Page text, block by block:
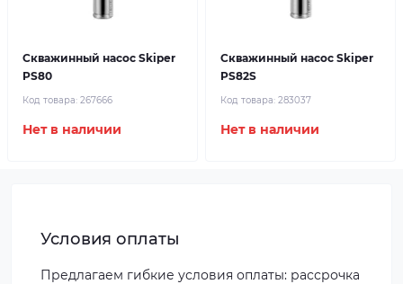
Скважинный насос Skiper
PS80
Код товара: 267666
Нет в наличии
Скважинный насос Skiper
PS82S
Код товара: 283037
Нет в наличии
Условия оплаты
Предлагаем гибкие условия оплаты: рассрочка